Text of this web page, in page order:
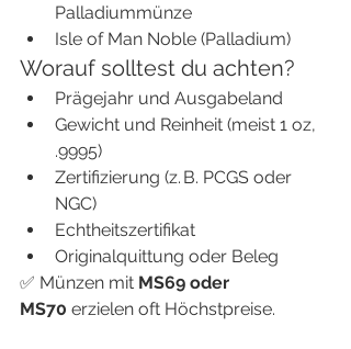
Palladiummünze
Isle of Man Noble (Palladium)
Worauf solltest du achten?
Prägejahr und Ausgabeland
Gewicht und Reinheit (meist 1 oz,
.9995)
Zertifizierung (z. B. PCGS oder
NGC)
Echtheitszertifikat
Originalquittung oder Beleg
✅ Münzen mit MS69 oder
MS70 erzielen oft Höchstpreise.